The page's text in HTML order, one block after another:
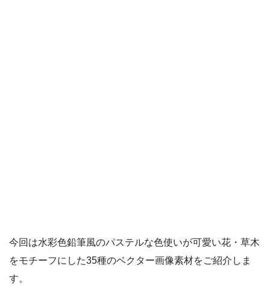
今回は水彩色鉛筆風のパステルな色使いが可愛い花・草木
をモチーフにした35種のベクター画像素材をご紹介しま
す。